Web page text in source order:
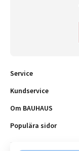
Service
Kundservice
Om BAUHAUS
Populära sidor